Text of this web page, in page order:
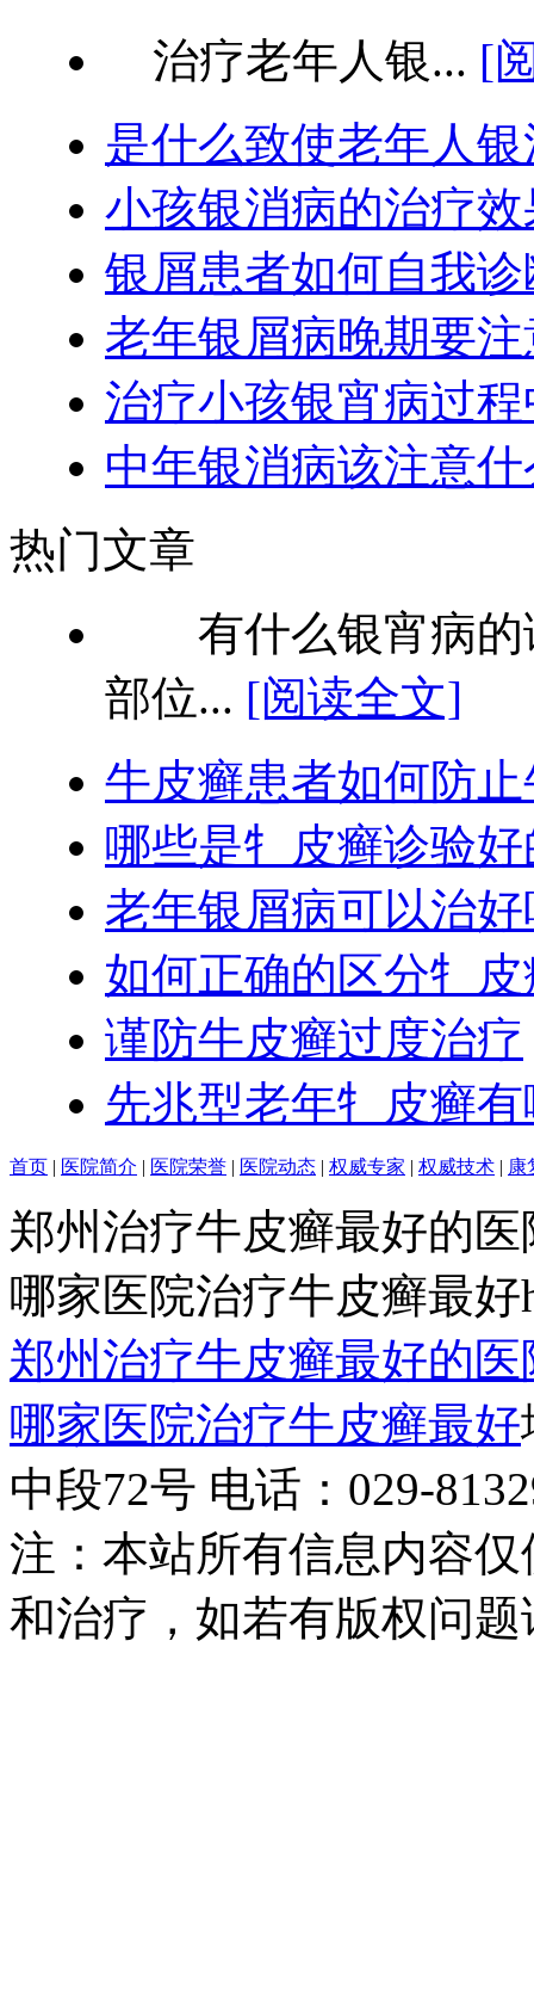
治疗老年人银... [
是什么致使老年人
小孩银消病的治疗
银屑患者如何自我诊
老年银屑病晚期要
治疗小孩银宵病过
中年银消病该注意什
热门文章
有什么银宵病的
部位... [阅读全文]
牛皮癣患者如何防
哪些是牜皮癣诊验
老年银屑病可以治好
如何正确的区分牜
谨防牛皮癣过度治疗
先兆型老年牜皮癣
首页 | 医院简介 | 医院荣誉 | 医院动态 | 权威专家 | 权威技术 | 康
郑州治疗牛皮癣最好的
哪家医院治疗牛皮癣最好
郑州治疗牛皮癣最好的
哪家医院治疗牛皮癣最好
中段72号 电话：029-
注：本站所有信息内容
和治疗，如若有版权问